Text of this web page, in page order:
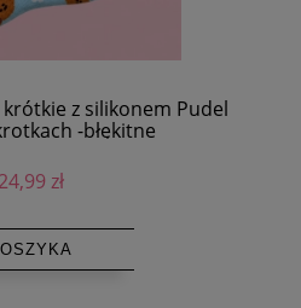
z silikonem Pudel
-błękitne
24,99 zł